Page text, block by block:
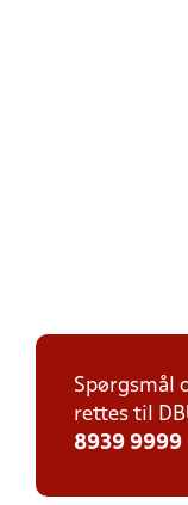
Spørgsmål
rettes til
8939 9999